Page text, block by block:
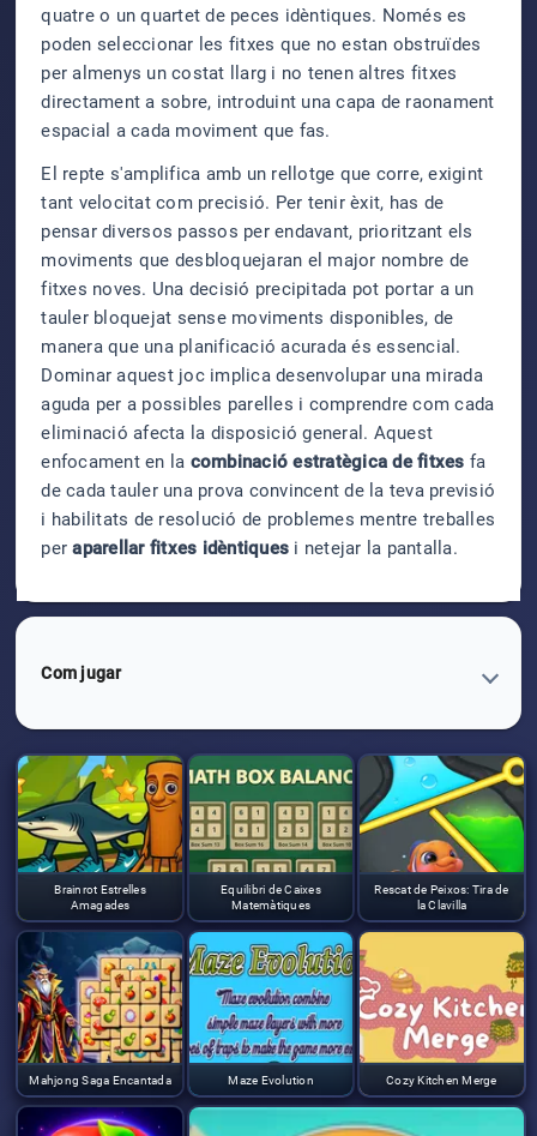
quatre o un quartet de peces idèntiques. Només es
poden seleccionar les fitxes que no estan obstruïdes
per almenys un costat llarg i no tenen altres fitxes
directament a sobre, introduint una capa de raonament
espacial a cada moviment que fas.
El repte s'amplifica amb un rellotge que corre, exigint
tant velocitat com precisió. Per tenir èxit, has de
pensar diversos passos per endavant, prioritzant els
moviments que desbloquejaran el major nombre de
fitxes noves. Una decisió precipitada pot portar a un
tauler bloquejat sense moviments disponibles, de
manera que una planificació acurada és essencial.
Dominar aquest joc implica desenvolupar una mirada
aguda per a possibles parelles i comprendre com cada
eliminació afecta la disposició general. Aquest
enfocament en la combinació estratègica de fitxes fa
de cada tauler una prova convincent de la teva previsió
i habilitats de resolució de problemes mentre treballes
peraparellar fitxes idèntiques i netejar la pantalla.
Com jugar
Brainrot Estrelles
Amagades
Equilibri de Caixes
Matemàtiques
Rescat de Peixos: Tira de
la Clavilla
Mahjong Saga Encantada Maze Evolution Cozy Kitchen Merge